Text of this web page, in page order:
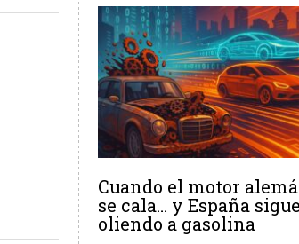
Cuando el motor
se cala… y España sigue
oliendo a gasolina